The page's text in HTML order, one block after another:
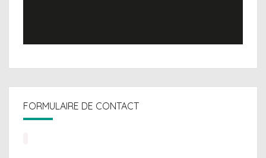
FORMULAIRE DE CONTACT